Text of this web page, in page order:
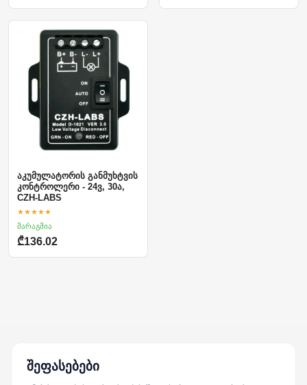
აკუმულატორის განმუხტვის
კონტროლერი - 24ვ, 30ა,
CZH-LABS
★★★★★
მარაგშია
₾136.02
შეფასებები